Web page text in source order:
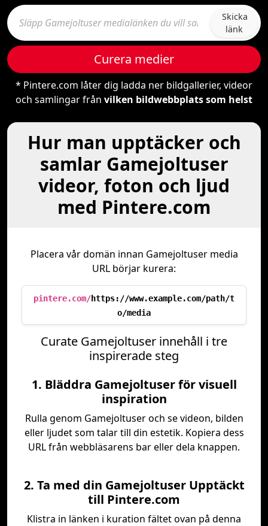
Skicka
länk
Curera medier
* Pintere.com låter dig ladda ner bildgallerier, videor
och samlingar från vilken bildwebbplats som helst
Hur man upptäcker och
samlar Gamejoltuser
videor, foton och ljud
med Pintere.com
Placera vår domän innan Gamejoltuser media
URL börjar kurera:
pintere.com/https://www.example.com/path/t
o/media
Curate Gamejoltuser innehåll i tre
inspirerade steg
1. Bläddra Gamejoltuser för visuell
inspiration
Rulla genom Gamejoltuser och se videon, bilden
eller ljudet som talar till din estetik. Kopiera dess
URL från webbläsarens bar eller dela knappen.
2. Ta med din Gamejoltuser Upptäckt
till Pintere.com
Klistra in länken i kuration fältet ovan på denna